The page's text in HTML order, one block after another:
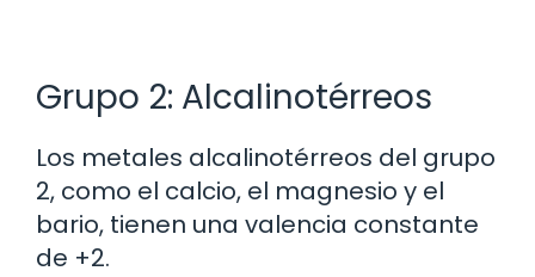
Grupo 2: Alcalinotérreos
Los metales alcalinotérreos del grupo
2, como el calcio, el magnesio y el
bario, tienen una valencia constante
de +2.